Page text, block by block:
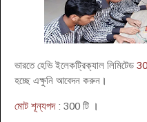
ভারতে হেভি ইলেকট্রিক্যাল লিমিটেড
হচ্ছে এক্ষুনি আবেদন করুন ।
মোট শূন্যপদ: 300 টি ।